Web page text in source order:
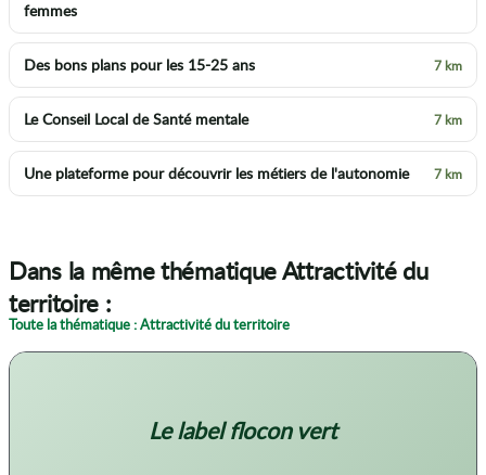
femmes
Des bons plans pour les 15-25 ans 7 km
Le Conseil Local de Santé mentale 7 km
Une plateforme pour découvrir les métiers de l'autonomie 7 km
Dans la même thématique Attractivité du
territoire :
Toute la thématique : Attractivité du territoire
Le label flocon vert